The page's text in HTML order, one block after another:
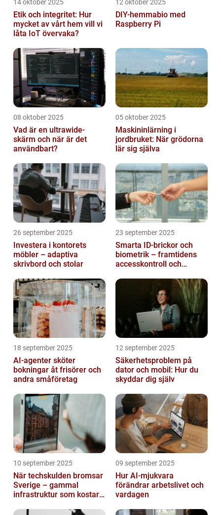
14 oktober 2025
Etik och integritet: Hur
mycket av vårt hem vill vi
låta IoT övervaka?
12 oktober 2025
DIY-hemmabio med
Raspberry Pi
08 oktober 2025
Vad är en ultrawide-
skärm och när är det
användbart?
05 oktober 2025
Maskininlärning i
jordbruket: När grödorna
lär sig själva
26 september 2025
Investera i kontorets
möbler – adaptiva
skrivbord och stolar
23 september 2025
Smarta ID-brickor och
biometrik – framtidens
accesskontroll och
18 september 2025
AI-agenter sköter
bokningar åt frisörer och
andra småföretag
12 september 2025
Säkerhetsproblem på
dator och mobil: Hur du
skyddar dig själv
10 september 2025
När techskulden bromsar
Sverige – gammal
infrastruktur som kostar
09 september 2025
Hur AI-mjukvara
förändrar arbetslivet och
vardagen